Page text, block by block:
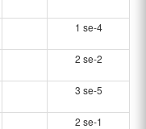
1 se-4
2 se-2
3 se-5
2 se-1